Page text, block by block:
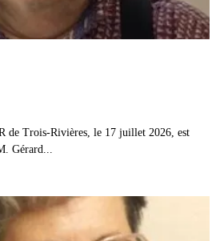
de Trois-Rivières, le 17 juillet 2026, est
Gérard...